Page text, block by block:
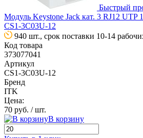
Быстрый
Модуль Keystone Jack кат. 3 RJ12 UTP
CS1-3C03U-12
940 шт., срок поставки 10-14
Код товара
373077041
Артикул
CS1-3C03U-12
Бренд
ITK
Цена:
70 руб. / шт.
В корзину